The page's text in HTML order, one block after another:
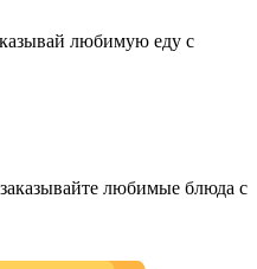
любимую еду с
любимые блюда с